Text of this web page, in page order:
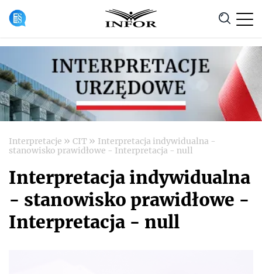
Anuluj
Interpretacje » CIT » Interpretacja indywidualna -
stanowisko prawidłowe - Interpretacja - null
Interpretacja indywidualna
- stanowisko prawidłowe -
Interpretacja - null